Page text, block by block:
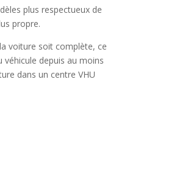
plus respectueux de
propre.
voiture soit complète, ce
véhicule depuis au moins
dans un centre VHU